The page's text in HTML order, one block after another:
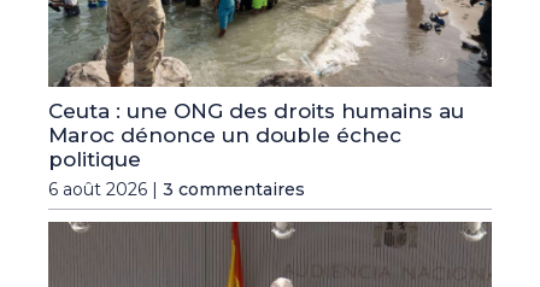
Ceuta : une ONG des droits humains au
Maroc dénonce un double échec
politique
6 août 2026 | 3 commentaires